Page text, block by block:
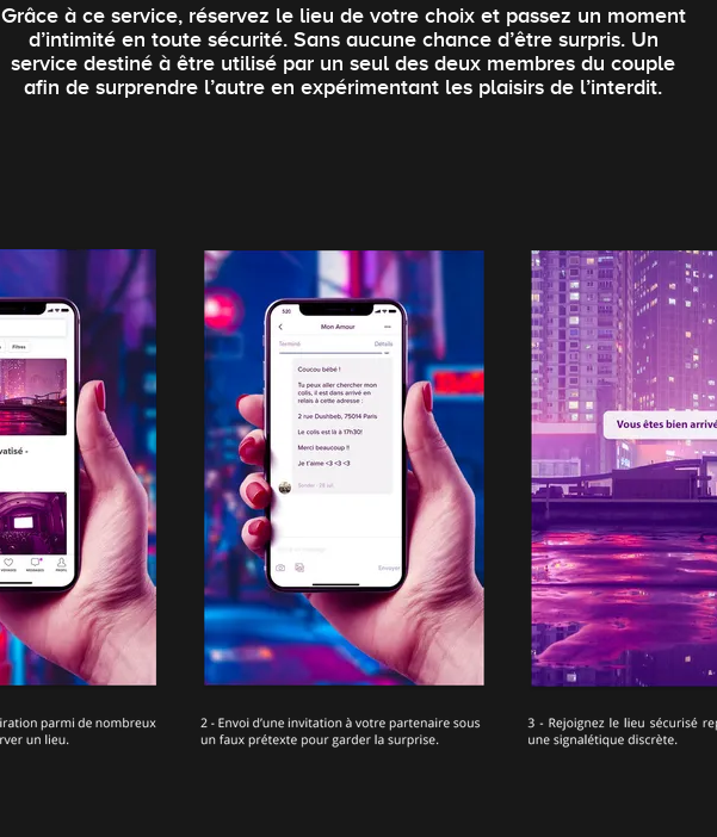
Grâce à ce service, réservez le lieu de votre choix et passez un moment
d’intimité en toute sécurité. Sans aucune chance d’être surpris. Un
service destiné à être utilisé par un seul des deux membres du couple
afin de surprendre l’autre en expérimentant les plaisirs de l’interdit.